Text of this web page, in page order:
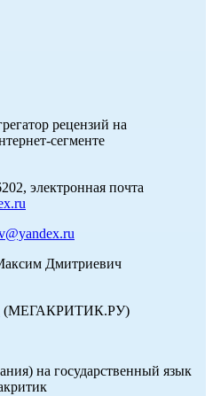
рецензий на
сегменте
электронная почта
Дмитриевич
(МЕГАКРИТИК.РУ)
на государственный язык